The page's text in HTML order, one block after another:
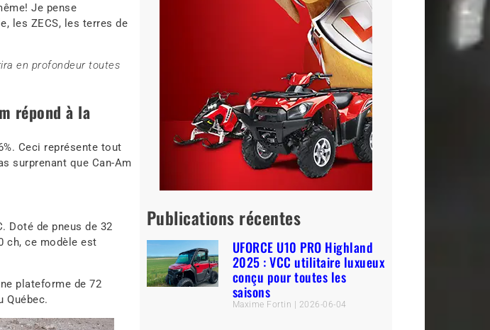
Je pense
les ZECS, les terres de
en profondeur toutes
répond à la
Ceci représente tout
surprenant que Can-Am
Doté de pneus de 32
ch, ce modèle est
plateforme de 72
Québec.
Publications récentes
UFORCE U10 PRO Highland
2025 : VCC utilitaire luxueux
conçu pour toutes les
saisons
Maxime Fortin 2026-06-04